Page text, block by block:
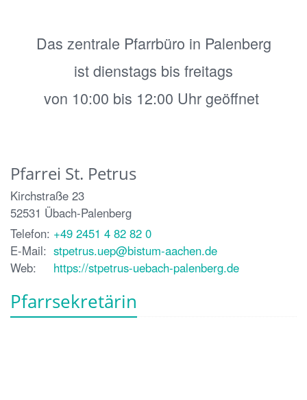
Das zentrale Pfarrbüro in Palenberg
ist dienstags bis freitags
von 10:00 bis 12:00 Uhr geöffnet
Pfarrei St. Petrus
Kirchstraße 23
52531 Übach-Palenberg
Telefon: +49 2451 4 82 82 0
E-Mail: stpetrus.uep@bistum-aachen.de
Web:
https://stpetrus-uebach-palenberg.de
Pfarrsekretärin